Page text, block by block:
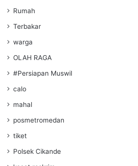
Rumah
Terbakar
warga
OLAH RAGA
#Persiapan Muswil
calo
mahal
posmetromedan
tiket
Polsek Cikande